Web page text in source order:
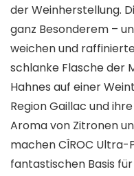
der Weinherstellung.
ganz Besonderem –
weichen und
schlanke Flasche der
Hahnes auf einer
Region Gaillac und
Aroma von Zitronen
machen CÎROC Ultra-
fantastischen Basis